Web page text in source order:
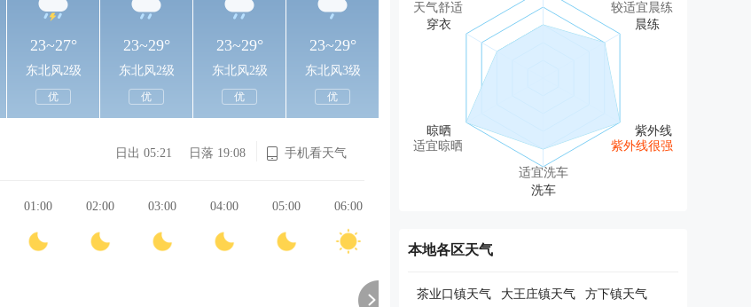
23~27°
东北风2级
优
23~29°
东北风2级
优
23~29°
东北风2级
优
23~29°
东北风3级
优
日出 05:21 日落 19:08 手机看天气
01:00 02:00 03:00 04:00 05:00 06:00
天气舒适
适宜晾晒
适宜洗车
紫外线很强
较适宜晨练
本地各区天气
茶业口镇天气 大王庄镇天气
方下镇天气